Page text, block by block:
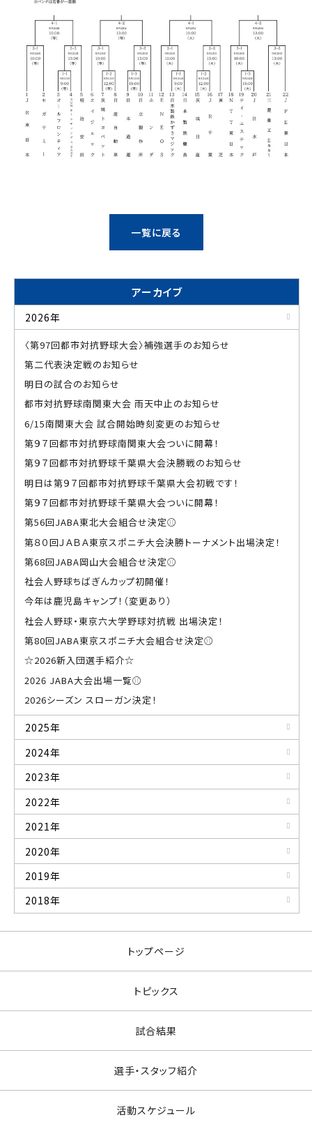
一覧に戻る
アーカイブ
2026年
〈第97回都市対抗野球大会〉補強選手のお知らせ
第二代表決定戦のお知らせ
明日の試合のお知らせ
都市対抗野球南関東大会 雨天中止のお知らせ
6/15南関東大会 試合開始時刻変更のお知らせ
第９７回都市対抗野球南関東大会ついに開幕！
第９７回都市対抗野球千葉県大会決勝戦のお知らせ
明日は第９７回都市対抗野球千葉県大会初戦です！
第９７回都市対抗野球千葉県大会ついに開幕！
第56回JABA東北大会組合せ決定⚾
第８０回ＪＡＢＡ東京スポニチ大会決勝トーナメント出場決定！
第68回JABA岡山大会組合せ決定⚾
社会人野球ちばぎんカップ初開催！
今年は鹿児島キャンプ！（変更あり）
社会人野球・東京六大学野球対抗戦 出場決定！
第80回JABA東京スポニチ大会組合せ決定⚾
☆2026新入団選手紹介☆
2026 JABA大会出場一覧⚾
2026シーズン スローガン決定！
2025年
2024年
2023年
2022年
2021年
2020年
2019年
2018年
トップページ
トピックス
試合結果
選手・スタッフ紹介
活動スケジュール